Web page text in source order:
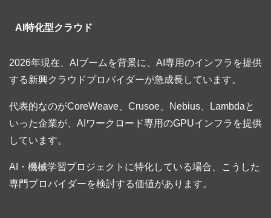
AI特化型クラウド
2026年現在、AIブームを背景に、AI専用のインフラを提供
する新興クラウドプロバイダーが急成長しています。
代表的なのがCoreWeave、Crusoe、Nebius、Lambdaと
いった企業が、AIワークロード専用のGPUインフラを提供
しています。
AI・機械学習プロジェクトに特化している場合、こうした
専門プロバイダーを検討する価値があります。